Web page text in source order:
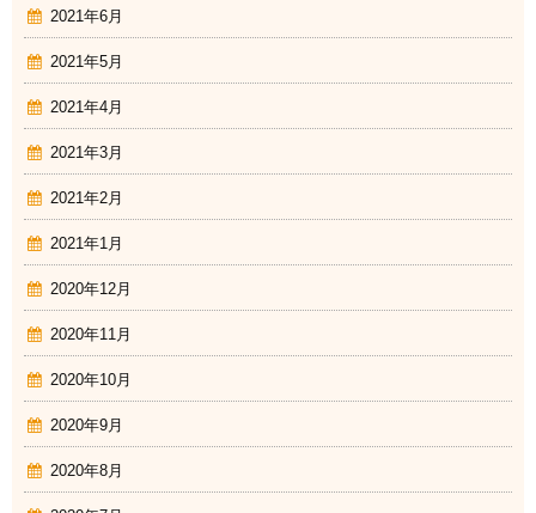
2021年6月
2021年5月
2021年4月
2021年3月
2021年2月
2021年1月
2020年12月
2020年11月
2020年10月
2020年9月
2020年8月